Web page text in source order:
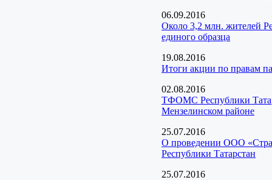
06.09.2016
Около 3,2 млн. жителей
единого образца
19.08.2016
Итоги акции по правам
02.08.2016
ТФОМС Республики
Мензелинском районе
25.07.2016
О проведении ООО
Республики Татарстан
25.07.2016